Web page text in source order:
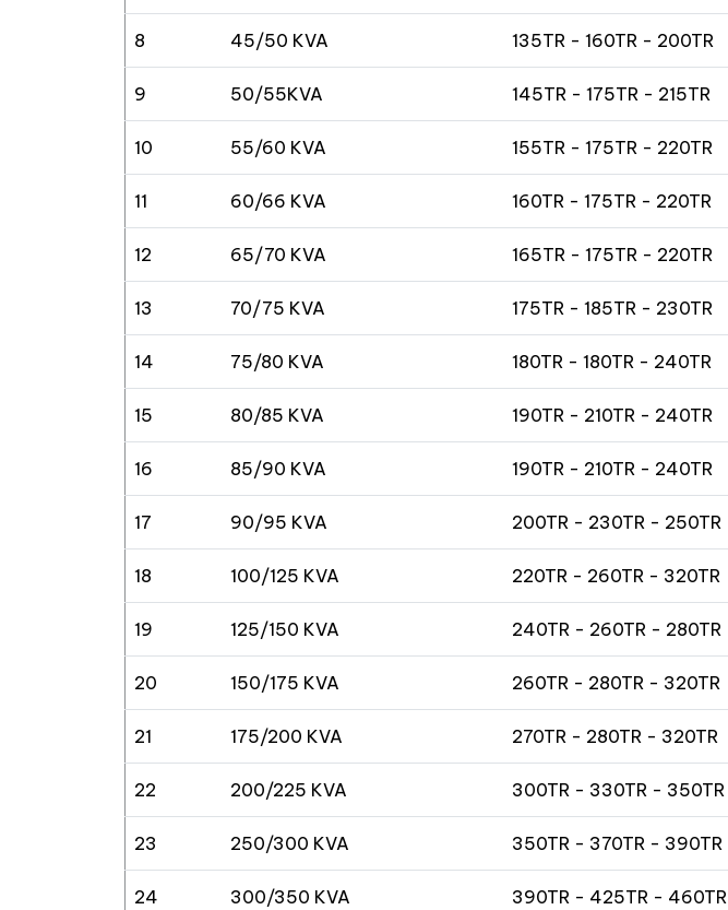
8 45/50 KVA 135TR - 160TR - 200TR
9 50/55KVA 145TR - 175TR - 215TR
10 55/60 KVA 155TR - 175TR - 220TR
11 60/66 KVA 160TR - 175TR - 220TR
12 65/70 KVA 165TR - 175TR - 220TR
13 70/75 KVA 175TR - 185TR - 230TR
14 75/80 KVA 180TR - 180TR - 240TR
15 80/85 KVA 190TR - 210TR - 240TR
16 85/90 KVA 190TR - 210TR - 240TR
17 90/95 KVA 200TR - 230TR - 250TR
18 100/125 KVA 220TR - 260TR - 320TR
19 125/150 KVA 240TR - 260TR - 280TR
20 150/175 KVA 260TR - 280TR - 320TR
21 175/200 KVA 270TR - 280TR - 320TR
22 200/225 KVA 300TR - 330TR - 350TR
23 250/300 KVA 350TR - 370TR - 390TR
24 300/350 KVA 390TR - 425TR - 460TR